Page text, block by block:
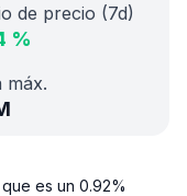
de precio (7d)
%
máx.
es un 0.92%